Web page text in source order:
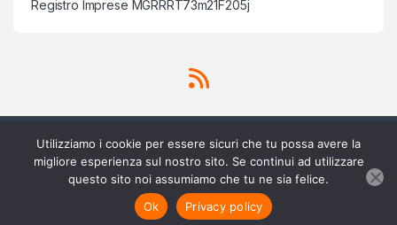
Aggiungi al carrello
Registro Imprese MGRRRT73m21F205j
Scrivici su Whatsapp
3756420488
Utilizziamo i cookie per essere sicuri che tu possa avere la
migliore esperienza sul nostro sito. Se continui ad utilizzare
questo sito noi assumiamo che tu ne sia felice.
Ok
Privacy policy